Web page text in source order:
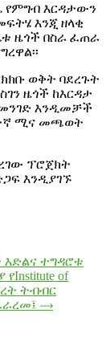
የምግብ እርዳታውን
እንጂ ዘላቂ
ዜጎች በስራ ፈጠራ
ወቅት ባደረጉት
ዜጎች ከእርዳታ
እንዲመቻች
ሚና መጫወት
ፕሮጀክት
እንዲያገኙ
እድልና ተግዳሮቱ
of
ትብብር
⟶